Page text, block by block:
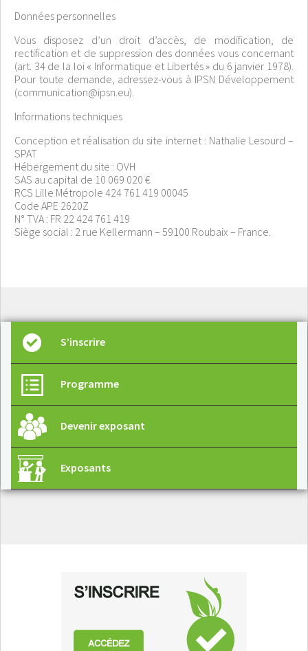
Données personnelles
Vous disposez d’un droit d’accès, de modification, de
rectification et de suppression des données vous concernant
(art. 34 de la loi « Informatique et Libertés » du 6 janvier 1978).
Pour toute demande, adressez-vous à IPSN Développement
(communication@ipsn.eu).
Informations techniques
Conception et réalisation du site internet : Nathalie Lesourd –
SPAT
Hébergement du site : OVH
SAS au capital de 10 069 020 €
RCS Lille Métropole 424 761 419 00045
Code APE 2620Z
N° TVA : FR 22 424 761 419
Siège social : 2 rue Kellermann – 59100 Roubaix – France.
S’inscrire
Programme
Devenir exposant
Exposants